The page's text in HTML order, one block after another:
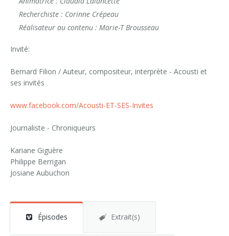
Recherchiste : Corinne Crépeau
Réalisateur au contenu : Marie-T Brousseau
Invité:
Bernard Filion / Auteur, compositeur, interprète - Acousti et
ses invités
www.facebook.com/Acousti-ET-SES-Invites
Journaliste - Chroniqueurs
Kariane Giguère
Philippe Berrigan
Josiane Aubuchon
Épisodes Extrait(s)